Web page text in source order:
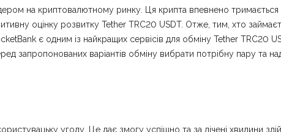
на криптовалютному ринку. Ця крипта впевнено тримається
оцінку розвитку Tether TRC20 USDT. Отже, тим, хто
є одним із найкращих сервісів для обміну Tether
запропонованих варіантів обміну вибрати потрібну пару та
угоду. Це дає змогу успішно та за лічені хвилини